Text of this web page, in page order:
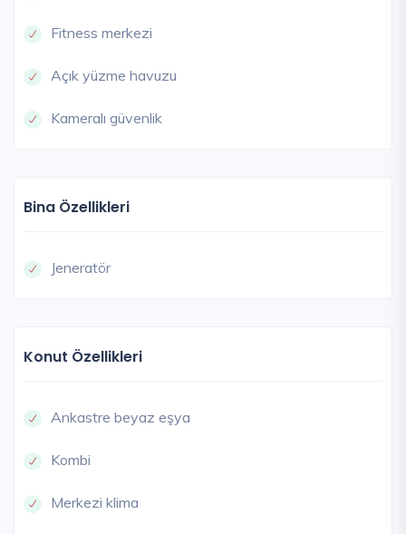
Fitness merkezi
Açık yüzme havuzu
Kameralı güvenlik
Bina Özellikleri
Jeneratör
Konut Özellikleri
Ankastre beyaz eşya
Kombi
Merkezi klima